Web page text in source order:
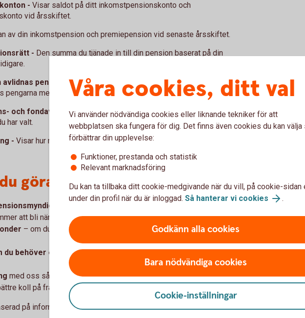
- Visar saldot på ditt inkomstpensionskonto och
vid årsskiftet.
av din inkomstpension och premiepension vid senaste årsskiftet.
- Den summa du tjänade in till din pension baserat på din
pensionskonton -Om någon avlider innan pensionen är
pengarna mellan övriga pensionssparare.
och fondavgifter -Avgifter som tas ut för att hantera din pension
har valt.
- Visar hur mycket din pension har ökat eller minskat i värde under
göra nu?
hemsida
för en detaljerad prognos på hur står
att bli när du blir pensionär.
– om du inte har gjort ett aktivt val placeras din premiepension
du behöver ett extra pensionssparandeför att nå din
med oss så hjälper vi dig att få koll på läget. Att förstå ditt orange
koll på framtiden – och möjligheten att påverka din pension i tid.
på information frånwww.pensionsmyndigheten.se
Våra cookies, ditt val
Vi använder nödvändiga cookies eller liknande tekniker för att
webbplatsen ska fungera för dig. Det finns även cookies du kan välja
förbättrar din upplevelse:
Funktioner, prestanda och statistik
Relevant marknadsföring
Du kan ta tillbaka ditt cookie-medgivande när du vill, på cookie-sidan
under din profil när du är inloggad. Så hanterar vi cookies .
Godkänn alla cookies
Bara nödvändiga cookies
Cookie-inställningar